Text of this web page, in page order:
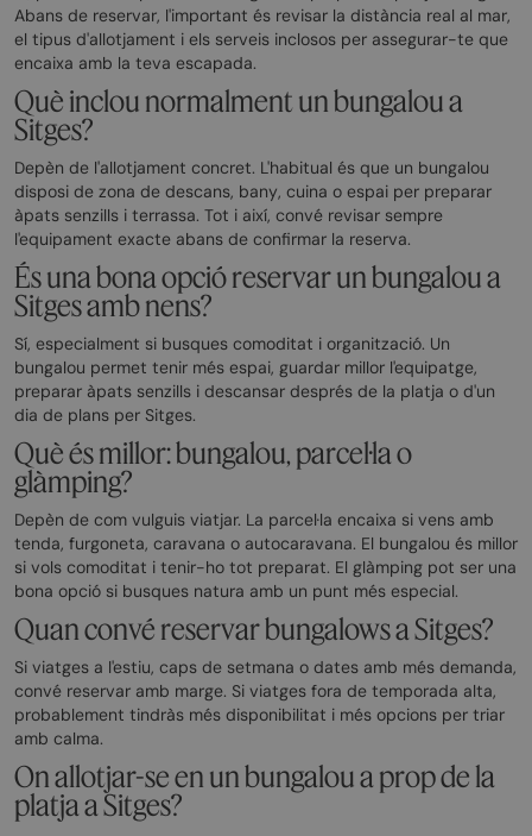
Abans de reservar, l'important és revisar la distància real al mar,
el tipus d'allotjament i els serveis inclosos per assegurar-te que
encaixa amb la teva escapada.
Què inclou normalment un bungalou a
Sitges?
Depèn de l'allotjament concret. L'habitual és que un bungalou
disposi de zona de descans, bany, cuina o espai per preparar
àpats senzills i terrassa. Tot i així, convé revisar sempre
l'equipament exacte abans de confirmar la reserva.
És una bona opció reservar un bungalou a
Sitges amb nens?
Sí, especialment si busques comoditat i organització. Un
bungalou permet tenir més espai, guardar millor l'equipatge,
preparar àpats senzills i descansar després de la platja o d'un
dia de plans per Sitges.
Què és millor: bungalou, parcel·la o
glàmping?
Depèn de com vulguis viatjar. La parcel·la encaixa si vens amb
tenda, furgoneta, caravana o autocaravana. El bungalou és millor
si vols comoditat i tenir-ho tot preparat. El glàmping pot ser una
bona opció si busques natura amb un punt més especial.
Quan convé reservar bungalows a Sitges?
Si viatges a l'estiu, caps de setmana o dates amb més demanda,
convé reservar amb marge. Si viatges fora de temporada alta,
probablement tindràs més disponibilitat i més opcions per triar
amb calma.
On allotjar-se en un bungalou a prop de la
platja a Sitges?